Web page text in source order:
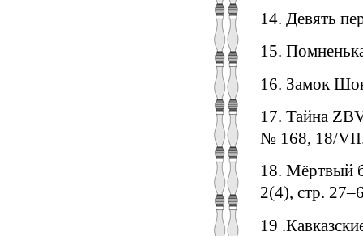
14. Девять
15.
16. Замок
17. Тайна
№ 168, 18/
18. Мёртвый
2(4), стр.
19